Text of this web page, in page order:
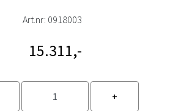
Art.nr: 0918003
15.311,-